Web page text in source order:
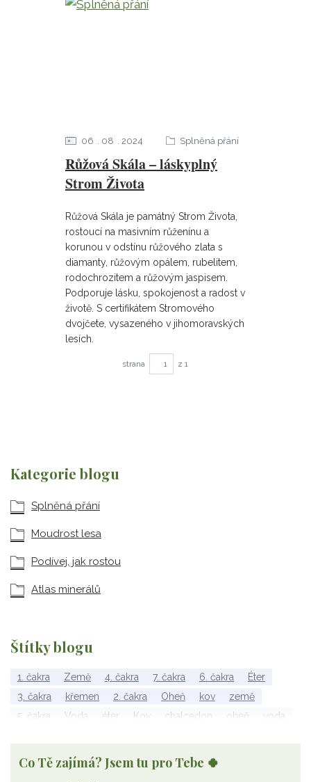
Kategorie blogu
Splněná přání
Moudrost lesa
Podívej, jak rostou
Atlas minerálů
Štítky blogu
1. čakra Země 4. čakra 7. čakra 6. čakra
Éter
3. čakra
křemen 2. čakra Oheň kov
země
5. čakra
Voda éter Kov chalcedon oheň
voda
Wu Xing
apatit
Co Tě zajímá? Jsem tu pro Tebe 🍀
Růžová Skála – láskyplný
Strom Života
06 08 2024 Splněná přání
Růžová Skála je památný Strom Života,
rostoucí na masivním růženínu a
korunou v odstínu růžového zlata s
diamanty, růžovým opálem, rubelitem,
rodochrozitem a růžovým jaspisem.
Podporuje lásku, spokojenost a radost v
životě. S certifikátem Stromového
dvojčete, vysazeného v jihomoravských
lesích.
strana z 1